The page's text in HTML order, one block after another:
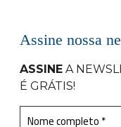
Assine nossa
ASSINE A
É GRÁTIS!